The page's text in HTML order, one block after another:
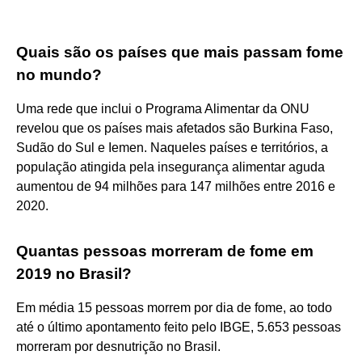
Quais são os países que mais passam fome
no mundo?
Uma rede que inclui o Programa Alimentar da ONU
revelou que os países mais afetados são Burkina Faso,
Sudão do Sul e Iemen. Naqueles países e territórios, a
população atingida pela insegurança alimentar aguda
aumentou de 94 milhões para 147 milhões entre 2016 e
2020.
Quantas pessoas morreram de fome em
2019 no Brasil?
Em média 15 pessoas morrem por dia de fome, ao todo
até o último apontamento feito pelo IBGE, 5.653 pessoas
morreram por desnutrição no Brasil.